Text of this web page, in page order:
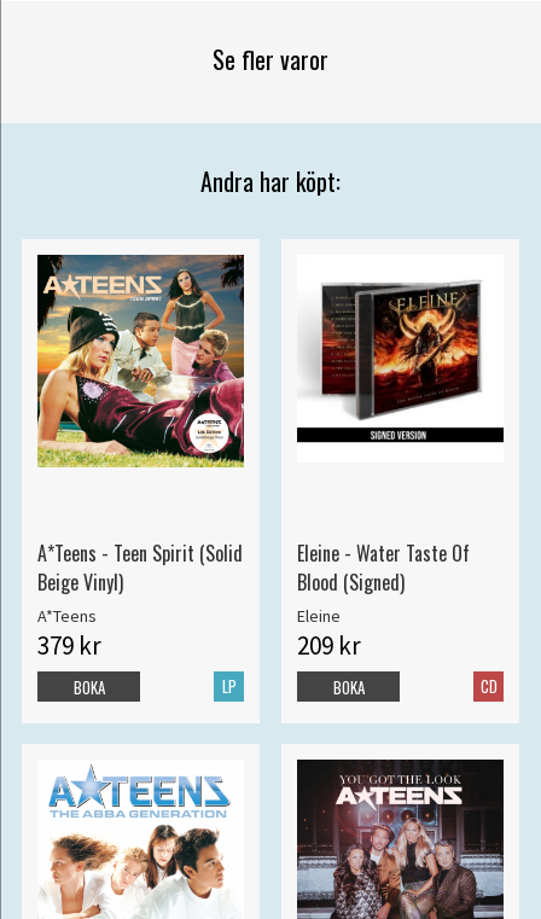
Se fler varor
Andra har köpt:
A*Teens - Teen Spirit (Solid
Beige Vinyl)
A*Teens
379 kr
LP
BOKA
Eleine - Water Taste Of
Blood (Signed)
Eleine
209 kr
CD
BOKA